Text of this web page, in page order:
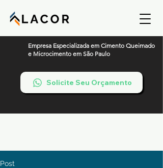
Empresa Especializada em Cimento Queimado
e Microcimento em São Paulo
Solicite Seu Orçamento
Post